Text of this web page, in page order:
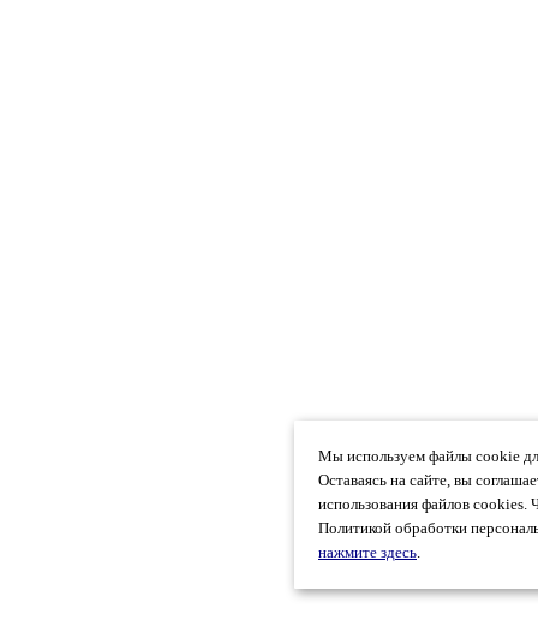
Мы используем файлы cookie
Оставаясь на сайте, вы
использования файлов cookies.
Политикой обработки
нажмите здесь.